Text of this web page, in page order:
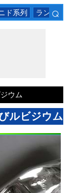
ド系列 ランタニド
⌕
ウム
ルビジウム